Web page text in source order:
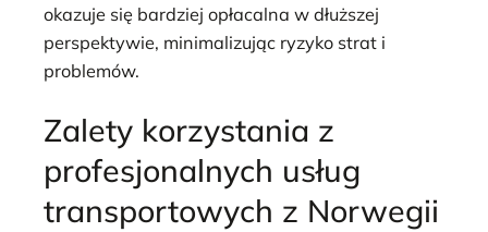
okazuje się bardziej opłacalna w dłuższej
perspektywie, minimalizując ryzyko strat i
problemów.
Zalety korzystania z
profesjonalnych usług
transportowych z Norwegii